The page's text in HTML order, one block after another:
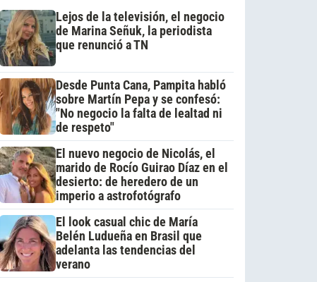
Lejos de la televisión, el negocio
de Marina Señuk, la periodista
que renunció a TN
Desde Punta Cana, Pampita habló
sobre Martín Pepa y se confesó:
"No negocio la falta de lealtad ni
de respeto"
El nuevo negocio de Nicolás, el
marido de Rocío Guirao Díaz en el
desierto: de heredero de un
imperio a astrofotógrafo
El look casual chic de María
Belén Ludueña en Brasil que
adelanta las tendencias del
verano